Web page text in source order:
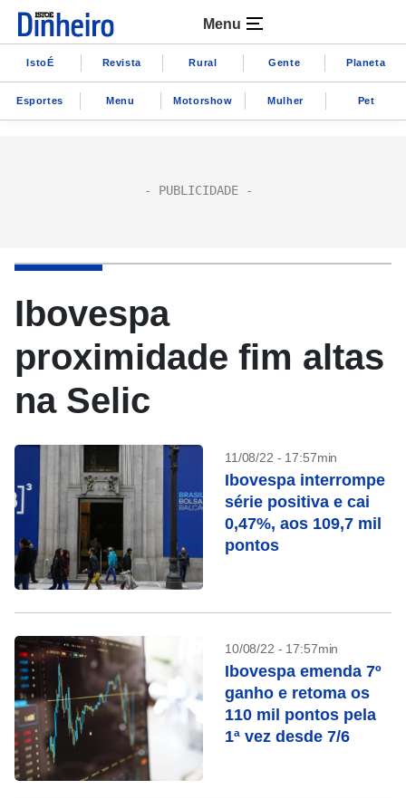
Menu
IstoÉ Revista Rural Gente Planeta
Esportes Menu Motorshow Mulher Pet
Ibovespa
proximidade fim altas
na Selic
11/08/22 - 17:57min
Ibovespa interrompe
série positiva e cai
0,47%, aos 109,7 mil
pontos
10/08/22 - 17:57min
Ibovespa emenda 7º
ganho e retoma os
110 mil pontos pela
1ª vez desde 7/6